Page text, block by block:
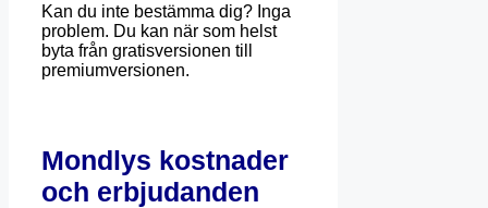
Kan du inte bestämma dig? Inga
problem. Du kan när som helst
byta från gratisversionen till
premiumversionen.
Mondlys kostnader
och erbjudanden